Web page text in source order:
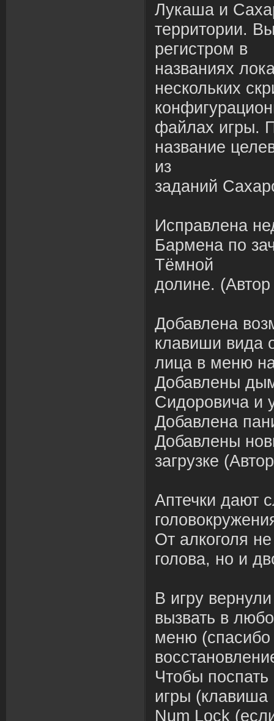
Лукаша и
территории.
регистром в
названиях
нескольких
файлах игры.
название
из
заданий
Исправлена
Бармена по
Тёмной
долине.
Добавлена
клавиши вида
лица в меню
Добавлены
Сидоровича и
Добавлена
Добавлены
загрузке
Аптечки дают
От алкоголя
голова, но и
В игру
вызвать в
меню (спасибо
Чтобы
игры (клавиша
Num Lock